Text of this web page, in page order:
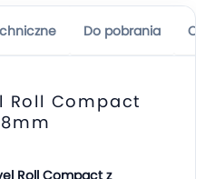
Do pobrania
Roll Compact
Roll Compact z